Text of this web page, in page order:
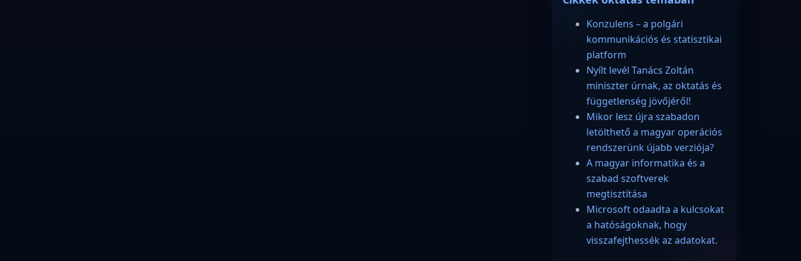
Konzulens – a polgári
kommunikációs és statisztikai
platform
Nyílt levél Tanács Zoltán
miniszter úrnak, az oktatás és
függetlenség jövőjéről!
Mikor lesz újra szabadon
letölthető a magyar operációs
rendszerünk újabb verziója?
A magyar informatika és a
szabad szoftverek
megtisztítása
Microsoft odaadta a kulcsokat
a hatóságoknak, hogy
visszafejthessék az adatokat.